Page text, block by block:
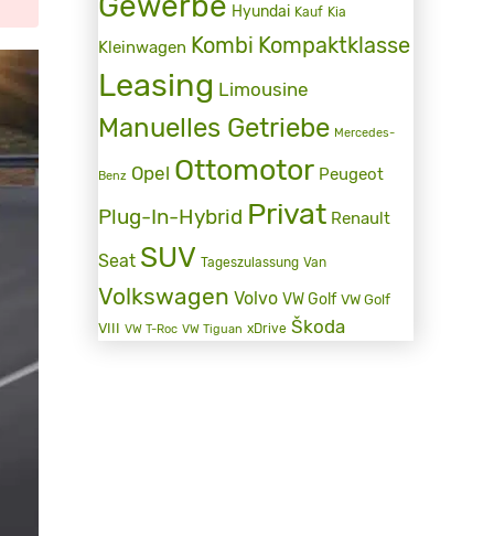
Hyundai Kauf Kia
Kleinwagen Kombi Kompaktklasse
Leasing Limousine
Manuelles Getriebe Mercedes-
Benz Opel Ottomotor Peugeot
Plug-In-Hybrid Privat Renault
Seat SUV Tageszulassung Van
Volkswagen Volvo VW Golf VW Golf
VIII VW T-Roc VW Tiguan xDrive Škoda